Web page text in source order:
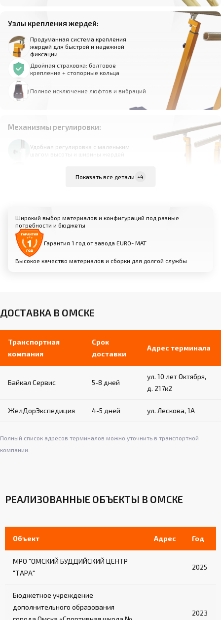
Узлы крепления жердей:
Продуманная система крепления
жердей для быстрой и надежной
фиксации
Двойная страховка: болтовое
крепление + стопорные кольца
Полное исключение люфтов и вибраций
Механизмы регулировки:
Удобная регулировка с маленьким
шагом высоты и ширины жердей
Растяжки и крепления:
Равномерное распределение нагрузки во время
выполнения упражнений
Показать все детали +4
Широкий выбор материалов и конфигураций под разные
потребности и бюджеты
Гарантия 1 год от завода EURO- МАТ
Высокое качество материалов и сборки для долгой службы
ДОСТАВКА В ОМСКЕ
Транспортная
компания
Срок
доставки
Адрес терминала
Байкал Сервис 5-8 дней
ул. 10 лет Октября,
д. 217к2
ЖелДорЭкспедиция 4-5 дней ул. Лескова, 1А
Полный список адресов терминалов можно уточнить в транспортной
компании.
РЕАЛИЗОВАННЫЕ ОБЪЕКТЫ В ОМСКЕ
Объект Адрес Год
МРО "ОМСКИЙ БУДДИЙСКИЙ ЦЕНТР
"ТАРА"
2025
Бюджетное учреждение
дополнительного образования
2023